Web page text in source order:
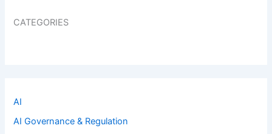
CATEGORIES
AI
AI Governance & Regulation